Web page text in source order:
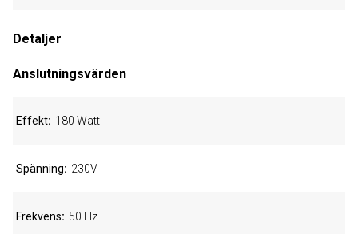
Detaljer
Anslutningsvärden
Effekt 180 Watt
Spänning 230V
Frekvens 50 Hz